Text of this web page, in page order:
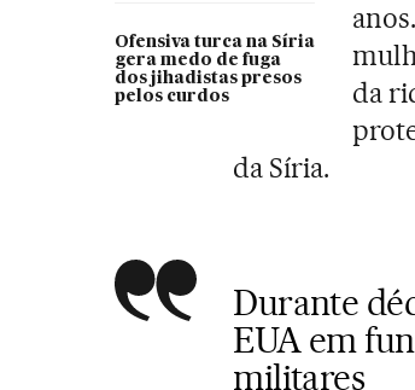
Ofensiva turca na Síria
gera medo de fuga
dos jihadistas presos
pelos curdos
da
da Síria.
Durante
EUA em
militares